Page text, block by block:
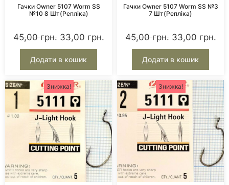
топова вудка і ідеальна погода — поганий
рибальський гачок може все зіпсувати.
Зайдіть в каталог нашого інтернет-магазину,
виберіть потрібне — і купіть рибальські гачки, з
якими кожне клювання стане шансом, а не
Ми на зв'язку. Допоможемо. Відправимо. І знову
зустрінемо на Вашій наступній риболовлі.
Гачки Owner 5107 Worm SS
№10 8 Шт(репліка)
45,00грн. 33,00 грн.
Додати в кошик
Гачки Owner 5107 Worm SS №3
7 Шт(репліка)
45,00грн. 33,00 грн.
Додати в кошик
Знижка! Знижка!